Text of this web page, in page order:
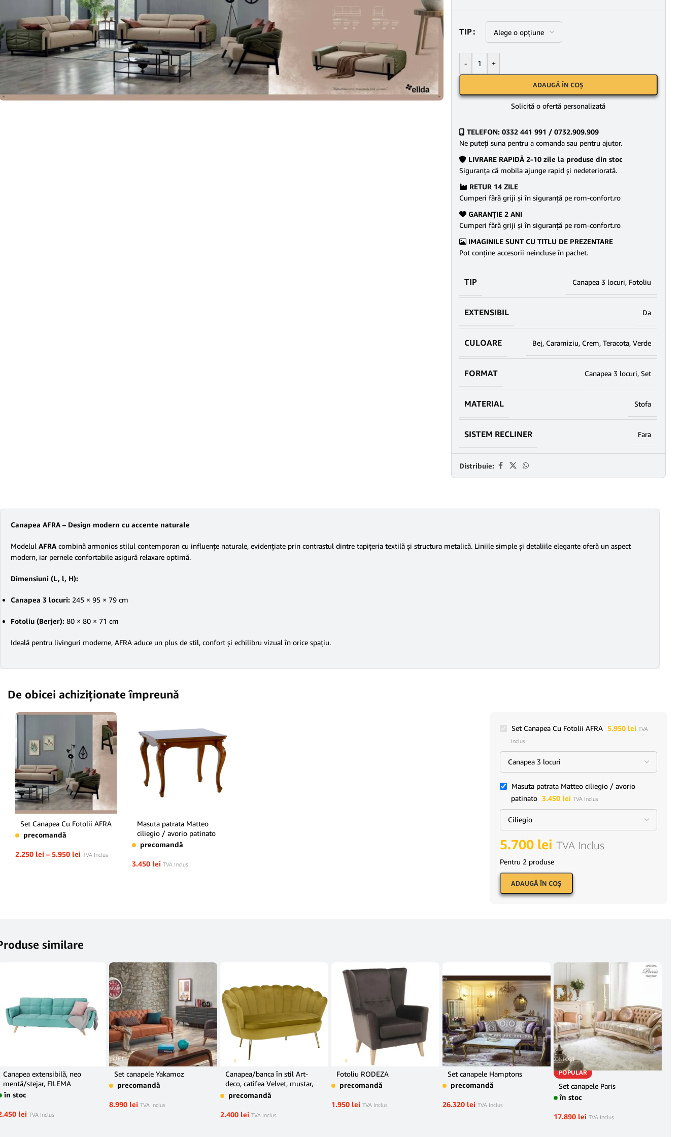
TIP
- +
ADAUGĂ ÎN COȘ
Solicită o ofertă personalizată
TELEFON: 0332 441 991 / 0732.909.909
Ne puteţi suna pentru a comanda sau pentru ajutor.
LIVRARE RAPIDĂ 2-10 zile la produse din stoc
Siguranţa că mobila ajunge rapid şi nedeteriorată.
RETUR 14 ZILE
Cumperi fără griji şi în siguranţă pe rom-confort.ro
GARANŢIE 2 ANI
Cumperi fără griji şi în siguranţă pe rom-confort.ro
IMAGINILE SUNT CU TITLU DE PREZENTARE
Pot conține accesorii neincluse în pachet.
TIP Canapea 3 locuri, Fotoliu
EXTENSIBIL Da
CULOARE Bej, Caramiziu, Crem, Teracota, Verde
FORMAT Canapea 3 locuri, Set
MATERIAL Stofa
SISTEM RECLINER Fara
Distribuie:
Canapea AFRA – Design modern cu accente naturale
Modelul AFRA combină armonios stilul contemporan cu influențe naturale, evidențiate prin contrastul dintre tapițeria textilă și structura metalică. Liniile simple și detaliile elegante oferă un aspect
modern, iar pernele confortabile asigură relaxare optimă.
Dimensiuni (L, l, H):
Canapea 3 locuri: 245 × 95 × 79 cm
Fotoliu (Berjer): 80 × 80 × 71 cm
Ideală pentru livinguri moderne, AFRA aduce un plus de stil, confort și echilibru vizual în orice spațiu.
De obicei achiziționate împreună
Set Canapea Cu Fotolii AFRA
precomandă
2.250 lei – 5.950 lei TVA Inclus
Masuta patrata Matteo
ciliegio / avorio patinato
precomandă
3.450 lei TVA Inclus
Set Canapea Cu Fotolii AFRA 5.950 lei TVA
Inclus
Masuta patrata Matteo ciliegio / avorio
patinato 3.450 lei TVA Inclus
5.700 lei TVA Inclus
Pentru 2 produse
ADAUGĂ ÎN COŞ
similare
Canapea extensibilă, neo
mentă/stejar, FILEMA
în stoc
lei TVA Inclus
Set canapele Yakamoz
precomandă
8.990 lei TVA Inclus
Canapea/banca în stil Art-
deco, catifea Velvet, mustar,
NOBLIN
precomandă
2.400 lei TVA Inclus
Fotoliu RODEZA
precomandă
1.950 lei TVA Inclus
Set canapele Hamptons
precomandă
26.320 lei TVA Inclus
POPULAR
Set canapele Paris
în stoc
17.890 lei TVA Inclus